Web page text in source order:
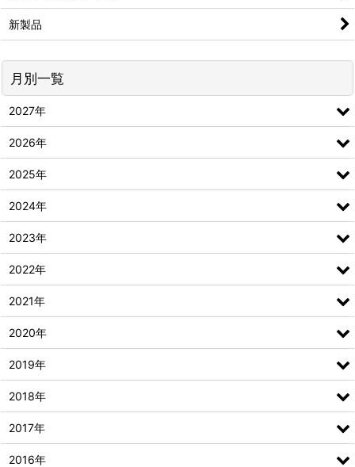
新製品
月別一覧
2027年
2026年
2025年
2024年
2023年
2022年
2021年
2020年
2019年
2018年
2017年
2016年